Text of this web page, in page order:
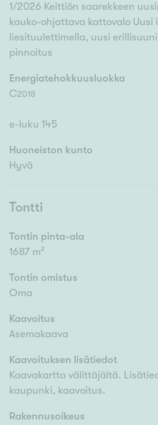
1/2026 Keittiön saarekkeen
kauko-ohjattava kattovalo Uusi
liesituulettimella, uusi
pinnoitus
Energiatehokkuusluokka
C2018
e-luku 145
Huoneiston kunto
Hyvä
Tontti
Tontin pinta-ala
1687 m²
Tontin omistus
Oma
Kaavoitus
Asemakaava
Kaavoituksen lisätiedot
Kaavakartta välittäjältä.
kaupunki, kaavoitus.
Rakennusoikeus